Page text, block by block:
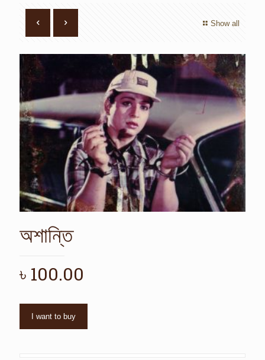
Show all
অশান্তি
৳ 100.00
I want to buy